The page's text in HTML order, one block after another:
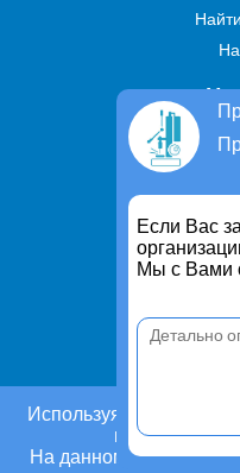
Если Вас
Мы с Вами
Используя этот сайт,
На данном этапе Вы
Политика